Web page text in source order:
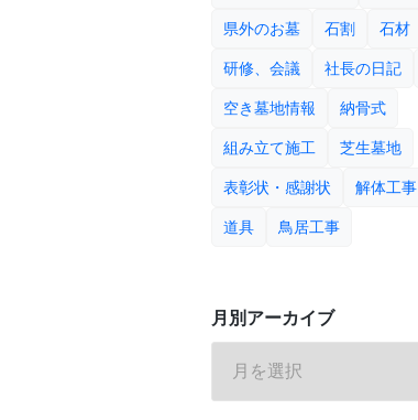
県外のお墓 石割 石材
研修、会議 社長の日記
空き墓地情報 納骨式
組み立て施工 芝生墓地
表彰状・感謝状 解体工事
道具 鳥居工事
月別アーカイブ